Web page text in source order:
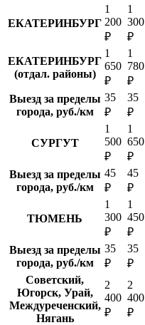
ЕКАТЕРИНБУРГ
1
200
₽
1
300
₽
ЕКАТЕРИНБУРГ
(отдал. районы)
1
650
₽
1
780
₽
Выезд за пределы
города, руб./км
35
₽
35
₽
СУРГУТ
1
500
₽
1
650
₽
Выезд за пределы
города, руб./км
45
₽
45
₽
ТЮМЕНЬ
1
300
₽
1
450
₽
Выезд за пределы
города, руб./км
35
₽
35
₽
Советский,
Югорск, Урай,
Междуреченский,
Нягань
2
400
₽
2
400
₽